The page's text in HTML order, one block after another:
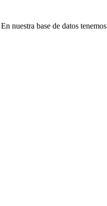
En nuestra base de datos tenemos